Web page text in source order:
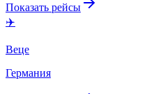
Показать рейсы
✈️
Веце
Германия